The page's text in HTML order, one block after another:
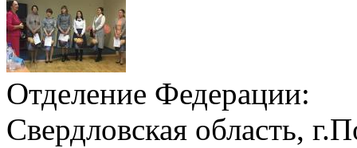
Отделение Федерации:
Свердловская область,